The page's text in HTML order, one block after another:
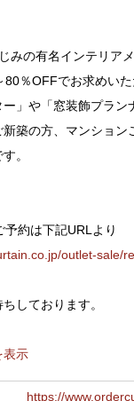
みの有名インテリア
80％OFFでお求めい
ー」や「窓装飾プラ
新築の方、マンショ
。
約は下記URLより
outlet-sale/
しております。
表示
https://